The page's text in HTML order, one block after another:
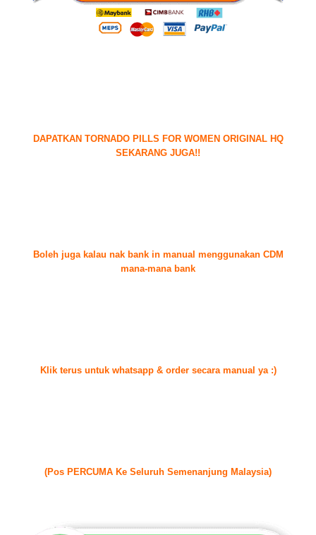
DAPATKAN TORNADO PILLS FOR WOMEN ORIGINAL HQ
SEKARANG JUGA!!
Boleh juga kalau nak bank in manual menggunakan CDM
mana-mana bank
Klik terus untuk whatsapp & order secara manual ya :)
(Pos PERCUMA Ke Seluruh Semenanjung Malaysia)